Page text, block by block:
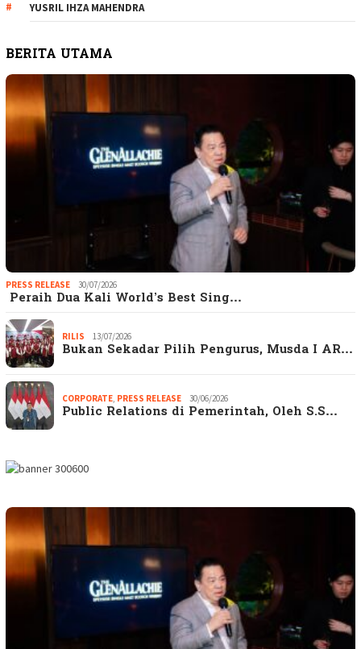
YUSRIL IHZA MAHENDRA
BERITA UTAMA
PRESS RELEASE 30/07/2026
Peraih Dua Kali World’s Best Sing…
RILIS 13/07/2026
Bukan Sekadar Pilih Pengurus, Musda I AR…
CORPORATE, PRESS RELEASE 30/06/2026
Public Relations di Pemerintah, Oleh S.S…